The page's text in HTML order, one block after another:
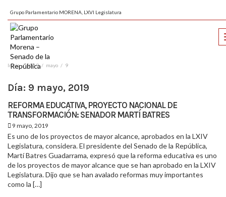
Grupo Parlamentario MORENA, LXVI Legislatura
Inicio 2019 mayo 9
Día: 9 mayo, 2019
REFORMA EDUCATIVA, PROYECTO NACIONAL DE
TRANSFORMACIÓN: SENADOR MARTÍ BATRES
9 mayo, 2019
Es uno de los proyectos de mayor alcance, aprobados en la LXIV
Legislatura, considera. El presidente del Senado de la República,
Martí Batres Guadarrama, expresó que la reforma educativa es uno
de los proyectos de mayor alcance que se han aprobado en la LXIV
Legislatura. Dijo que se han avalado reformas muy importantes
como la […]